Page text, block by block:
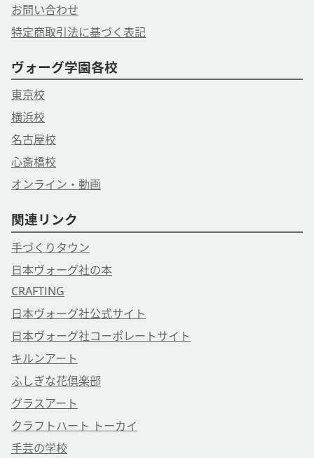
【注意事項】
◆［事前にお届けするもの］をお受け取りになりましたら、同
梱の＂ご案内用紙＂をよく読み、材料キットの内容物が揃って
いるかご確認をお願い致します。
◆万が一、キット内容に不備があり交換が必要な場合は到着後
３日以内にご連絡ください。尚、不備のあったキットは不備内
容確認の為に着払いでご返送いただきます。ご了承ください。
【主催】
ヴォーグ学園オンライン事業部
ご予約・お問合せはお電話でも
ＴＥＬ 03-6369-8878
お問い合わせ
特定商取引法に基づく表記
ヴォーグ学園各校
東京校
横浜校
名古屋校
心斎橋校
オンライン・動画
関連リンク
手づくりタウン
日本ヴォーグ社の本
CRAFTING
日本ヴォーグ社公式サイト
日本ヴォーグ社コーポレートサイト
キルンアート
ふしぎな花倶楽部
グラスアート
クラフトハート トーカイ
手芸の学校